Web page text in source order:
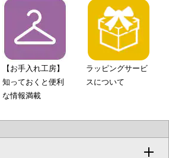
【お手入れ工房】
知っておくと便利
な情報満載
ラッピングサービ
スについて